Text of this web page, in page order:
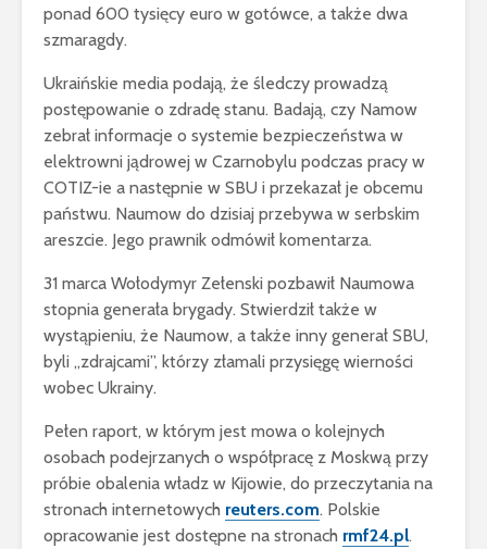
ponad 600 tysięcy euro w gotówce, a także dwa
szmaragdy.
Ukraińskie media podają, że śledczy prowadzą
postępowanie o zdradę stanu. Badają, czy Namow
zebrał informacje o systemie bezpieczeństwa w
elektrowni jądrowej w Czarnobylu podczas pracy w
COTIZ-ie a następnie w SBU i przekazał je obcemu
państwu. Naumow do dzisiaj przebywa w serbskim
areszcie. Jego prawnik odmówił komentarza.
31 marca Wołodymyr Zełenski pozbawił Naumowa
stopnia generała brygady. Stwierdził także w
wystąpieniu, że Naumow, a także inny generał SBU,
byli „zdrajcami”, którzy złamali przysięgę wierności
wobec Ukrainy.
Pełen raport, w którym jest mowa o kolejnych
osobach podejrzanych o współpracę z Moskwą przy
próbie obalenia władz w Kijowie, do przeczytania na
stronach internetowych reuters.com. Polskie
opracowanie jest dostępne na stronach rmf24.pl.